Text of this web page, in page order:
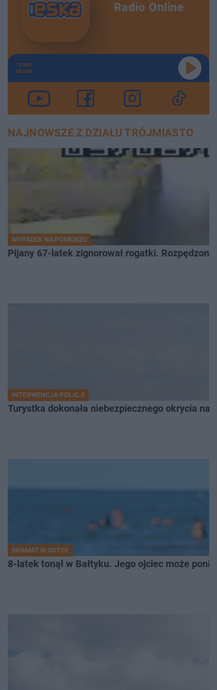
Radio Online
TERAZ
GRAMY
NAJNOWSZE Z DZIAŁU TRÓJMIASTO
WYPADEK NA POMORZU
Pijany 67-latek zignorował rogatki.
INTERWENCJA POLICJI
Turystka dokonała niebezpiecznego okrycia
DRAMAT W USTCE
8-latek tonął w Bałtyku. Jego ojciec może